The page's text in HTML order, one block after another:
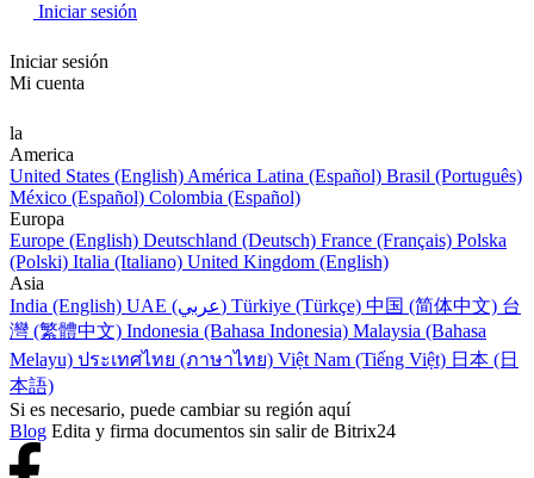
Iniciar sesión
Iniciar sesión
Mi cuenta
la
America
United States (English) América Latina (Español) Brasil (Português)
México (Español) Colombia (Español)
Europa
Europe (English) Deutschland (Deutsch) France (Français) Polska
(Polski) Italia (Italiano) United Kingdom (English)
Asia
India (English)
UAE (عربي) Türkiye (Türkçe) 中国 (简体中文) 台
灣 (繁體中文) Indonesia (Bahasa Indonesia) Malaysia (Bahasa
Melayu) ประเทศไทย (ภาษาไทย) Việt Nam (Tiếng Việt) 日本 (日
本語)
Si es necesario, puede cambiar su región aquí
Blog Edita y firma documentos sin salir de Bitrix24